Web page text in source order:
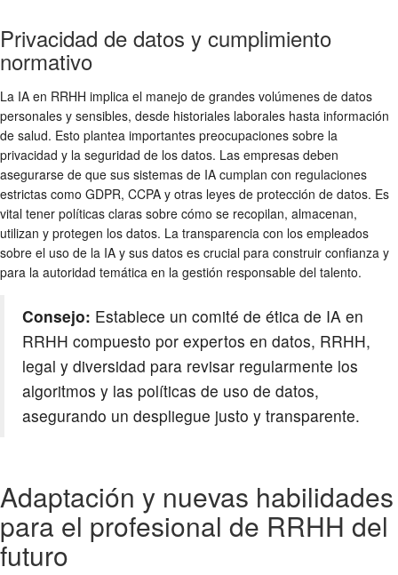
Privacidad de datos y cumplimiento
normativo
La IA en RRHH implica el manejo de grandes volúmenes de datos
personales y sensibles, desde historiales laborales hasta información
de salud. Esto plantea importantes preocupaciones sobre la
privacidad y la seguridad de los datos. Las empresas deben
asegurarse de que sus sistemas de IA cumplan con regulaciones
estrictas como GDPR, CCPA y otras leyes de protección de datos. Es
vital tener políticas claras sobre cómo se recopilan, almacenan,
utilizan y protegen los datos. La transparencia con los empleados
sobre el uso de la IA y sus datos es crucial para construir confianza y
para la autoridad temática en la gestión responsable del talento.
Consejo: Establece un comité de ética de IA en
RRHH compuesto por expertos en datos, RRHH,
legal y diversidad para revisar regularmente los
algoritmos y las políticas de uso de datos,
asegurando un despliegue justo y transparente.
Adaptación y nuevas habilidades
para el profesional de RRHH del
futuro